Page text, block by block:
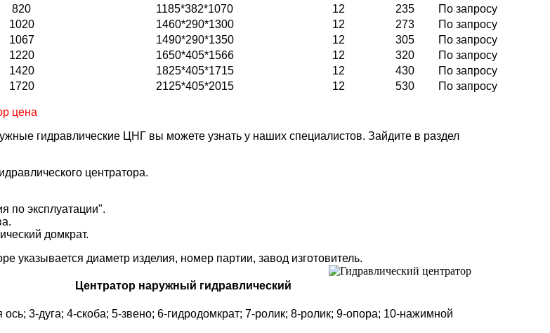
820 1185*382*1070 12 235
По запросу
1020 1460*290*1300 12 273
По запросу
1067 1490*290*1350 12 305
По запросу
1220 1650*405*1566 12 320
По запросу
1420 1825*405*1715 12 430
По запросу
1720 2125*405*2015 12 530 По запросу
цена
гидравлические ЦНГ вы можете узнать у наших специалистов. Зайдите в раздел
центратора.
по эксплуатации".
домкрат.
указывается диаметр изделия, номер партии, завод изготовитель.
Центратор наружный гидравлический
3-дуга; 4-скоба; 5-звено; 6-гидродомкрат; 7-ролик; 8-ролик; 9-опора; 10-нажимной